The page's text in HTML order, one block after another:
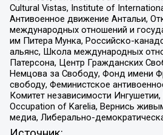
Cultural Vistas, Institute of
Антивоенное движение Антальи,
международных отношений и
им Питера Мунка, Российско-
альянс, Школа международных
Патерсона, Центр Гражданских
Немцова за Свободу, Фонд имени
свободу, Феминистское
Комитет независимости
Occupation of Karelia, Вернись
медиа, Либерально-